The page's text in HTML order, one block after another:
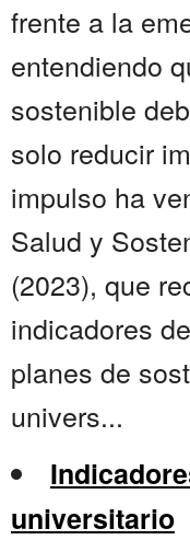
frente a la
entendiendo
sostenible
solo reducir
impulso ha
Salud y
(2023), que
indicadores
planes de
univers...
universitario